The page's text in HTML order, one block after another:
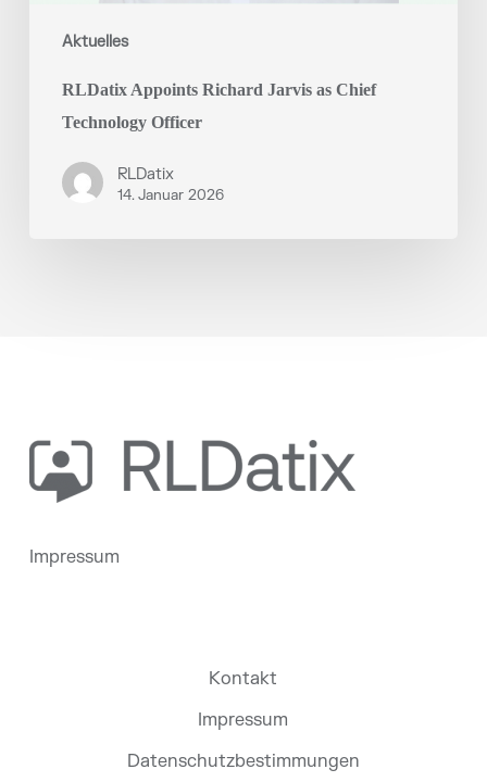
Aktuelles
RLDatix Appoints Richard Jarvis as Chief
Technology Officer
RLDatix
14. Januar 2026
Impressum
Kontakt
Impressum
Datenschutzbestimmungen